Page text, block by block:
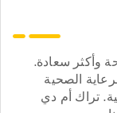
وأكثر سعادة.
الصحية
تراك أم دي